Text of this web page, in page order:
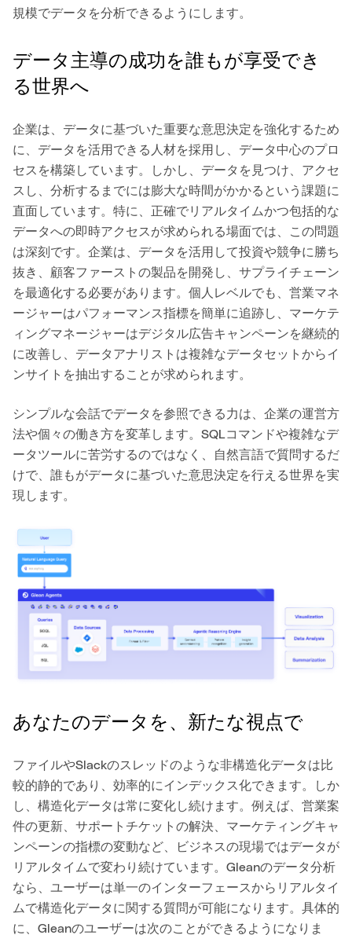
規模でデータを分析できるようにします。
データ主導の成功を誰もが享受でき
る世界へ
企業は、データに基づいた重要な意思決定を強化するため
に、データを活用できる人材を採用し、データ中心のプロ
セスを構築しています。しかし、データを見つけ、アクセ
スし、分析するまでには膨大な時間がかかるという課題に
直面しています。特に、正確でリアルタイムかつ包括的な
データへの即時アクセスが求められる場面では、この問題
は深刻です。企業は、データを活用して投資や競争に勝ち
抜き、顧客ファーストの製品を開発し、サプライチェーン
を最適化する必要があります。個人レベルでも、営業マネ
ージャーはパフォーマンス指標を簡単に追跡し、マーケテ
ィングマネージャーはデジタル広告キャンペーンを継続的
に改善し、データアナリストは複雑なデータセットからイ
ンサイトを抽出することが求められます。
シンプルな会話でデータを参照できる力は、企業の運営方
法や個々の働き方を変革します。SQLコマンドや複雑なデ
ータツールに苦労するのではなく、自然言語で質問するだ
けで、誰もがデータに基づいた意思決定を行える世界を実
現します。
あなたのデータを、新たな視点で
ファイルやSlackのスレッドのような非構造化データは比
較的静的であり、効率的にインデックス化できます。しか
し、構造化データは常に変化し続けます。例えば、営業案
件の更新、サポートチケットの解決、マーケティングキャ
ンペーンの指標の変動など、ビジネスの現場ではデータが
リアルタイムで変わり続けています。Gleanのデータ分析
なら、ユーザーは単一のインターフェースからリアルタイ
ムで構造化データに関する質問が可能になります。具体的
に、Gleanのユーザーは次のことができるようになりま